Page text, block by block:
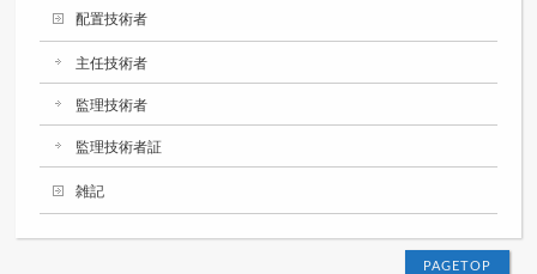
配置技術者
主任技術者
監理技術者
監理技術者証
雑記
PAGETOP